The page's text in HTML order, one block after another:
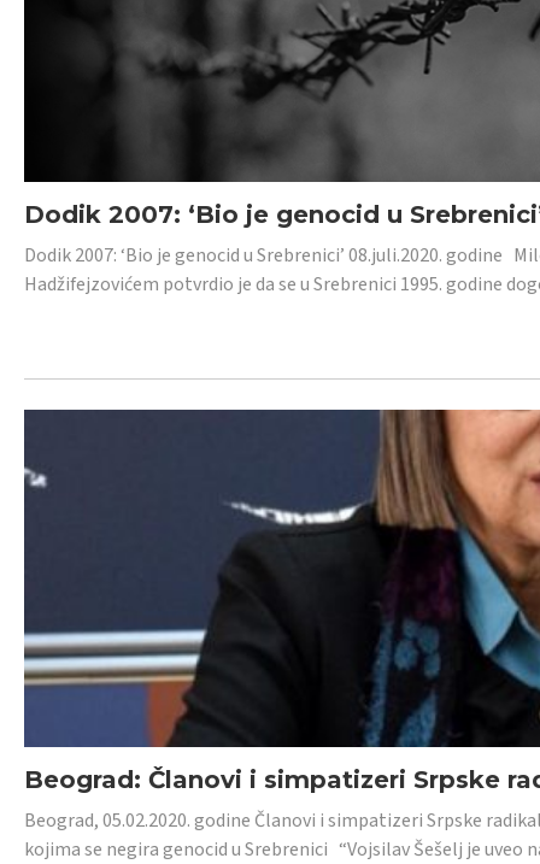
Dodik 2007: ‘Bio je genocid u
Dodik 2007: ‘Bio je genocid u Srebrenici’ 08.juli.2020. godine
Hadžifejzovićem potvrdio je da se u Srebrenici 1995. godine
Beograd: Članovi i simpatizeri Srpske
Beograd, 05.02.2020. godine Članovi i simpatizeri Srpske
kojima se negira genocid u Srebrenici “Vojsilav Šešelj je uveo